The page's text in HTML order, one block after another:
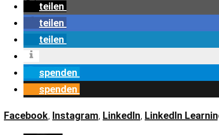
teilen
teilen
teilen
spenden
spenden
Facebook, Instagram, LinkedIn, LinkedIn